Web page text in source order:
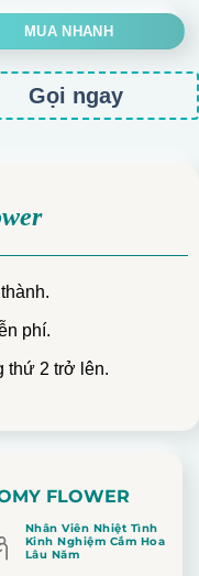
MUA NHANH
Gọi ngay
phí.
thứ 2 trở lên.
FLOWER
Nhân Viên Nhiệt Tình
Kinh Nghiệm Cắm Hoa
Lâu Năm